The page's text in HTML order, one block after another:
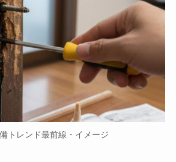
トレンド最前線・イメージ